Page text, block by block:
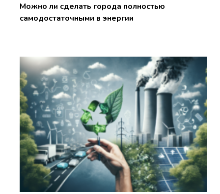
Можно ли сделать города полностью
самодостаточными в энергии